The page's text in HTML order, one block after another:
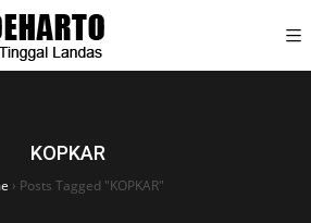
KOPKAR
› Posts Tagged "KOPKAR"